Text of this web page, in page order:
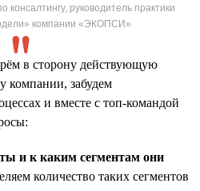
консалтингу, руководитель практики
компании «ЭКОПСИ»
в сторону действующую
компании, забудем
и вместе с топ-командой
и к каким сегментам они
количество таких сегментов